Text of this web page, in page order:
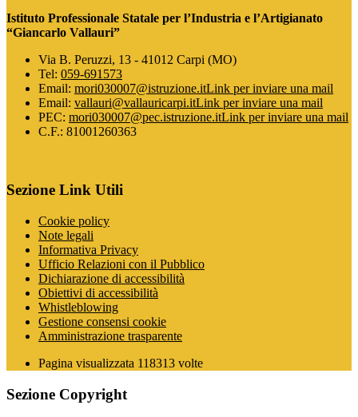
Istituto Professionale Statale per l’Industria e l’Artigianato
“Giancarlo Vallauri”
Via B. Peruzzi, 13 - 41012 Carpi (MO)
Tel: 059-691573
Email: mori030007@istruzione.itLink per inviare una mail
Email: vallauri@vallauricarpi.itLink per inviare una mail
PEC: mori030007@pec.istruzione.itLink per inviare una mail
C.F.: 81001260363
Sezione Link Utili
Cookie policy
Note legali
Informativa Privacy
Ufficio Relazioni con il Pubblico
Dichiarazione di accessibilità
Obiettivi di accessibilità
Whistleblowing
Gestione consensi cookie
Amministrazione trasparente
Pagina visualizzata 118313 volte
Sezione Copyright